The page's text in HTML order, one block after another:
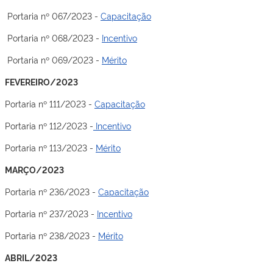
Portaria nº 067/2023 - Capacitação
Portaria nº 068/2023 - Incentivo
Portaria nº 069/2023 - Mérito
FEVEREIRO/2023
Portaria nº 111/2023 - Capacitação
Portaria nº 112/2023 - Incentivo
Portaria nº 113/2023 - Mérito
MARÇO/2023
Portaria nº 236/2023 - Capacitação
Portaria nº 237/2023 - Incentivo
Portaria nº 238/2023 - Mérito
ABRIL/2023